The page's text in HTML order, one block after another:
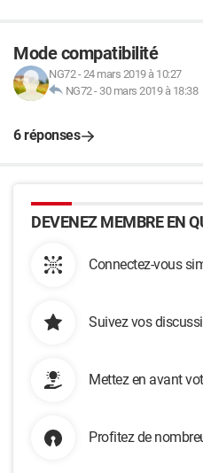
Mode compatibilité
NG72-24 mars 2019 à 10:27
NG72- 30 mars 2019 à 18:38
6 réponses
DEVENEZ MEMBRE EN
Connectez-vous
Suivez vos
Mettez en avant
Profitez de